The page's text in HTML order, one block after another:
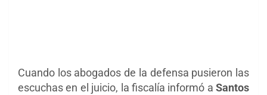
Cuando los abogados de la defensa pusieron las
escuchas en el juicio, la fiscalía informó a Santos